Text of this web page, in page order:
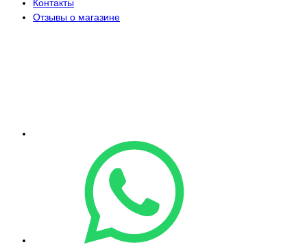
Контакты
Отзывы о магазине